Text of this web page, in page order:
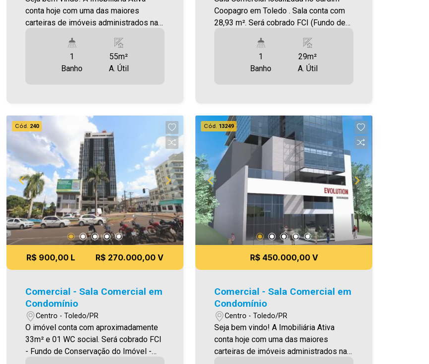
conta hoje com uma das maiores
carteiras de imóveis administrados na
venda. Confira mais uma de nossas
Jardim Tocantins . Área privativa
casa!
1
Banho
55m²
A. Útil
Coopagro em Toledo . Sala conta com
28,93 m². Será cobrado FCI (Fundo de
6% do valor do aluguel. Para mais
detalhes sobre o FCI, acesse o menu
LOCAÇÃO em nosso site. A Imobiliária
na locação quanto na venda. Aproveite
essa oportunidade, agende uma visita!
Imobiliária Ativa | Sinta-se em casa! -
As informações aqui prestadas são
verdadeiras, todavia, reservamo-nos o
direito de corrigir qualquer erro de
digitação e/ou ortografia, bem como
alteração dos preços e imagens. Fotos
meramente ilustrativas
1
Banho
29m²
A. Útil
Cód. 240
R$ 900,00 L R$ 270.000,00 V
Comercial - Sala Comercial em
Condomínio
Centro - Toledo/PR
O imóvel conta com aproximadamente
33m² e 01 WC social. Será cobrado FCI
- Fundo de Conservação do Imóvel -
Cód. 13249
R$ 450.000,00 V
Comercial - Sala Comercial em
Condomínio
Centro - Toledo/PR
Seja bem vindo! A Imobiliária Ativa
conta hoje com uma das maiores
carteiras de imóveis administrados na